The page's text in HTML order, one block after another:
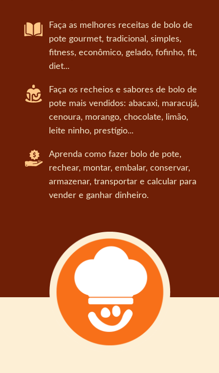
Faça as melhores receitas de bolo de
pote gourmet, tradicional, simples,
fitness, econômico, gelado, fofinho, fit,
diet...
Faça os recheios e sabores de bolo de
pote mais vendidos: abacaxi, maracujá,
cenoura, morango, chocolate, limão,
leite ninho, prestígio...
Aprenda como fazer bolo de pote,
rechear, montar, embalar, conservar,
armazenar, transportar e calcular para
vender e ganhar dinheiro.